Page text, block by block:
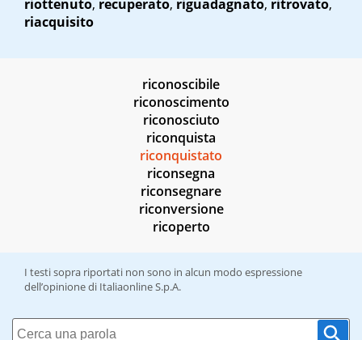
riottenuto, recuperato, riguadagnato, ritrovato,
riacquisito
riconoscibile
riconoscimento
riconosciuto
riconquista
riconquistato
riconsegna
riconsegnare
riconversione
ricoperto
I testi sopra riportati non sono in alcun modo espressione
dell’opinione di Italiaonline S.p.A.